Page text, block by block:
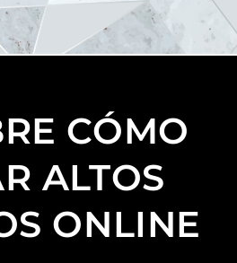
CÓMO
ALTOS
ONLINE